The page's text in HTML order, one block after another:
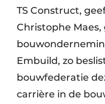
TS Construct,
Christophe
Embuild, zo
bouwfederatie
carrière in de